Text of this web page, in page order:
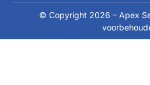
© Copyright 2026 – Apex